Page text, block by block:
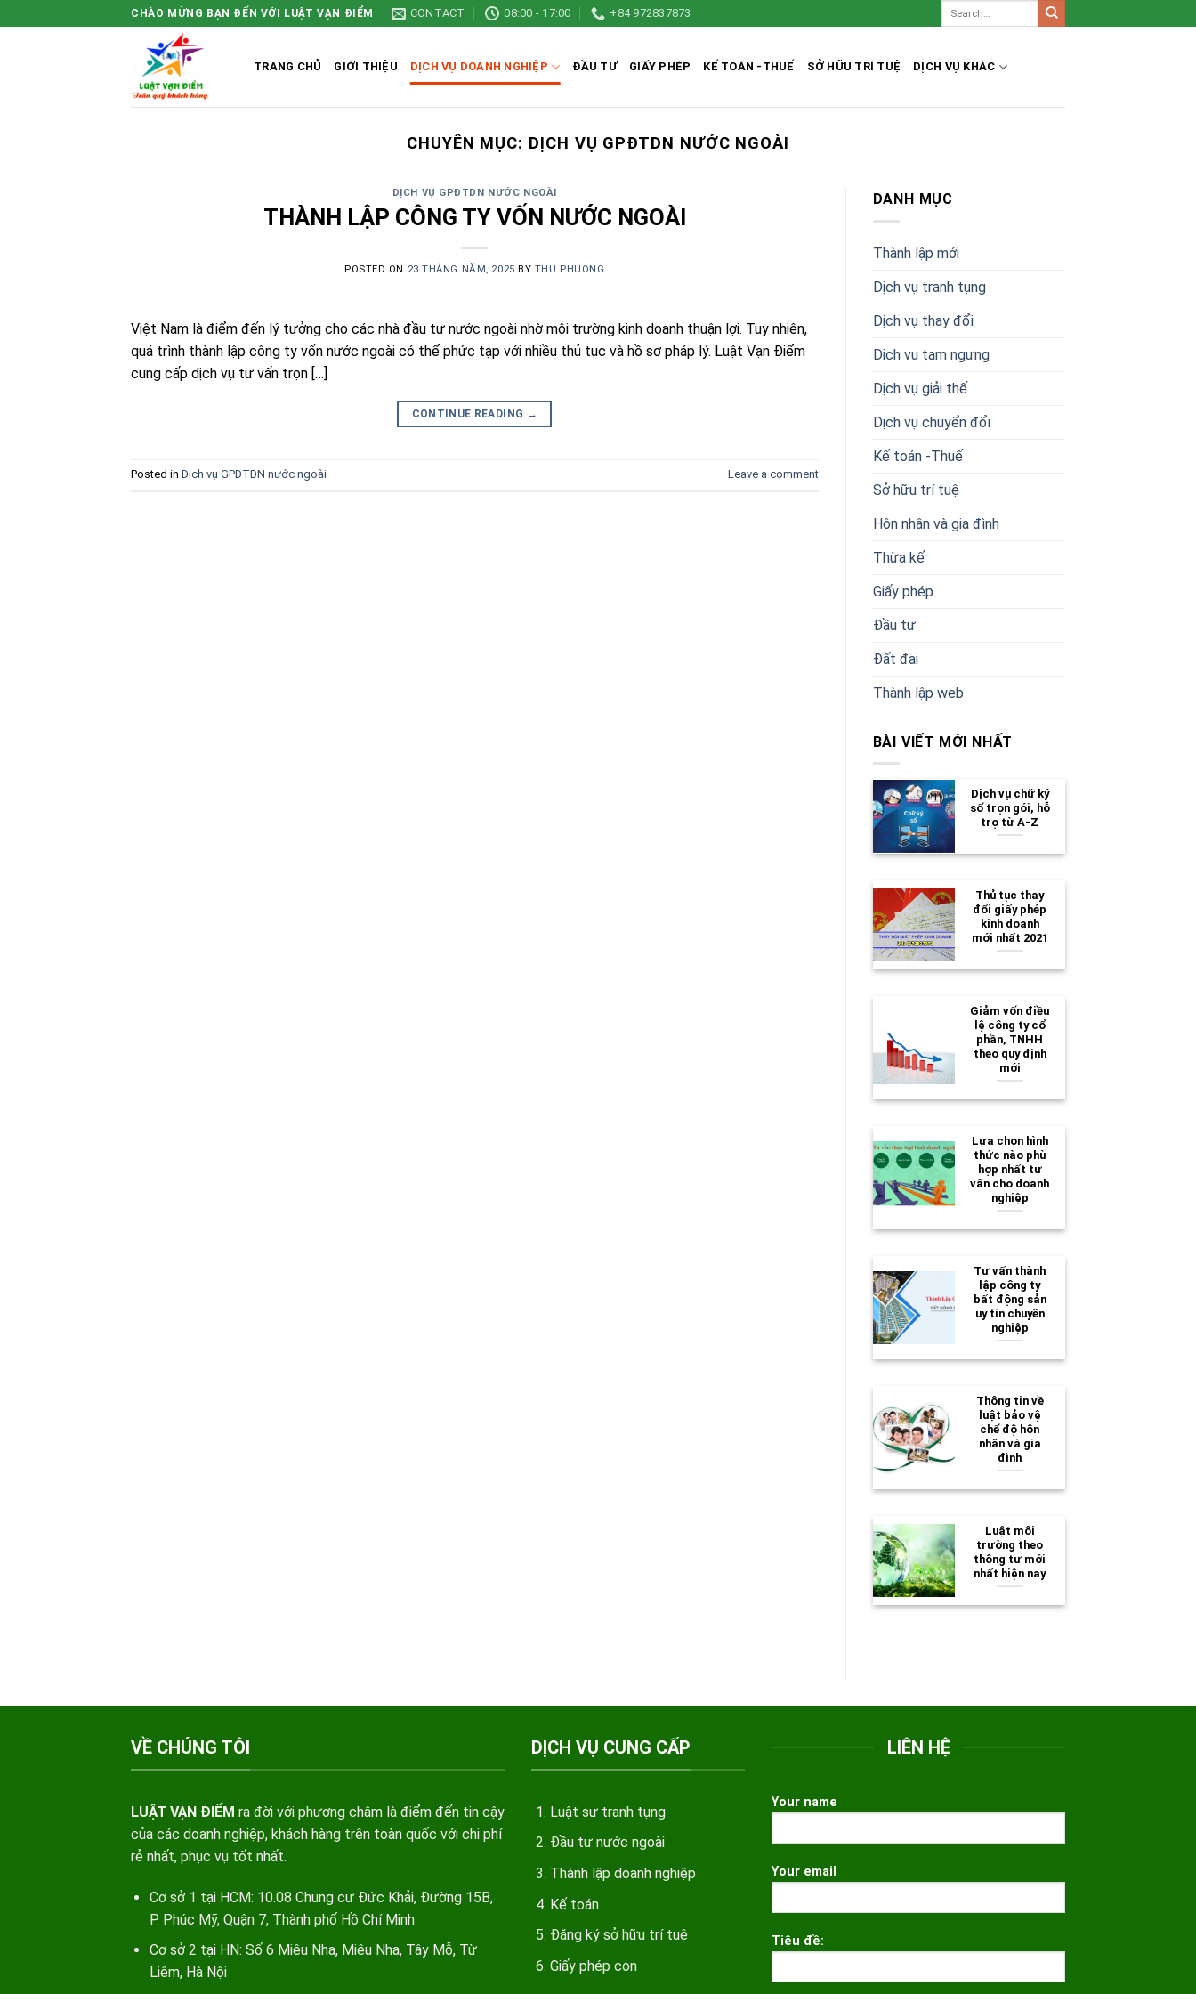
to
CHÀO MỪNG BẠN ĐẾN VỚI LUẬT VẠN ĐIỂM CONTACT 08:00 - 17:00 +84 972837873
TRANG CHỦ GIỚI THIỆU DỊCH VỤ DOANH NGHIỆP ĐẦU TƯ GIẤY PHÉP KẾ TOÁN -THUẾ SỞ HỮU TRÍ TUỆ DỊCH VỤ KHÁC
CHUYÊN MỤC: DỊCH VỤ GPĐTDN NƯỚC NGOÀI
DỊCH VỤ GPĐTDN NƯỚC NGOÀI
THÀNH LẬP CÔNG TY VỐN NƯỚC NGOÀI
POSTED ON 23 THÁNG NĂM, 2025 BY THU PHUONG
Việt Nam là điểm đến lý tưởng cho các nhà đầu tư nước ngoài nhờ môi trường kinh doanh thuận lợi. Tuy nhiên,
quá trình thành lập công ty vốn nước ngoài có thể phức tạp với nhiều thủ tục và hồ sơ pháp lý. Luật Vạn Điểm
cung cấp dịch vụ tư vấn trọn […]
CONTINUE READING →
Posted in Dịch vụ GPĐTDN nước ngoài Leave a comment
DANH MỤC
Thành lập mới
Dịch vụ tranh tụng
Dịch vụ thay đổi
Dịch vụ tạm ngưng
Dịch vụ giải thế
Dịch vụ chuyển đổi
Kế toán -Thuế
Sở hữu trí tuệ
Hôn nhân và gia đình
Thừa kế
Giấy phép
Đầu tư
Đất đai
Thành lập web
BÀI VIẾT MỚI NHẤT
Dịch vụ chữ ký
số trọn gói, hỗ
trợ từ A-Z
Thủ tục thay
đổi giấy phép
kinh doanh
mới nhất 2021
Giảm vốn điều
lệ công ty cổ
phần, TNHH
theo quy định
mới
Lựa chọn hình
thức nào phù
hợp nhất tư
vấn cho doanh
nghiệp
Tư vấn thành
lập công ty
bất động sản
uy tín chuyên
nghiệp
Thông tin về
luật bảo vệ
chế độ hôn
nhân và gia
đình
Luật môi
trường theo
thông tư mới
nhất hiện nay
VỀ CHÚNG TÔI
LUẬT VẠN ĐIỂM ra đời với phương châm là điểm đến tin cậy
của các doanh nghiệp, khách hàng trên toàn quốc với chi phí
rẻ nhất, phục vụ tốt nhất.
Cơ sở 1 tại HCM: 10.08 Chung cư Đức Khải, Đường 15B,
P. Phúc Mỹ, Quận 7, Thành phố Hồ Chí Minh
Cơ sở 2 tại HN: Số 6 Miêu Nha, Miêu Nha, Tây Mỗ, Từ
Liêm, Hà Nội
DỊCH VỤ CUNG CẤP
Luật sư tranh tụng
Đầu tư nước ngoài
Thành lập doanh nghiệp
Kế toán
Đăng ký sở hữu trí tuệ
Giấy phép con
LIÊN HỆ
Your name
Your email
Tiêu đề: